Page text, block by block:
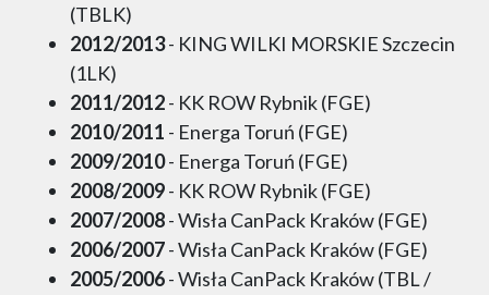
(TBLK)
2012/2013- KING WILKI MORSKIE Szczecin
(1LK)
2011/2012- KK ROW Rybnik (FGE)
2010/2011 - Energa Toruń (FGE)
2009/2010- Energa Toruń (FGE)
2008/2009- KK ROW Rybnik (FGE)
2007/2008- Wisła CanPack Kraków (FGE)
2006/2007- Wisła CanPack Kraków (FGE)
2005/2006- Wisła CanPack Kraków (TBL /